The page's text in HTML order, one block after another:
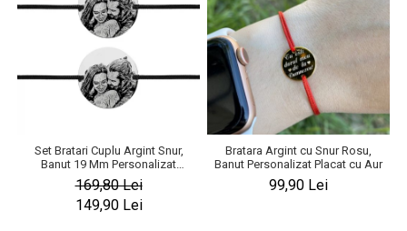
Set Bratari Cuplu Argint Snur,
Banut 19 Mm Personalizat
Gravura cu Fotografie Argint 925
169,80 Lei
149,90 Lei
Bratara Argint cu Snur Rosu,
Banut Personalizat Placat cu Aur
99,90 Lei